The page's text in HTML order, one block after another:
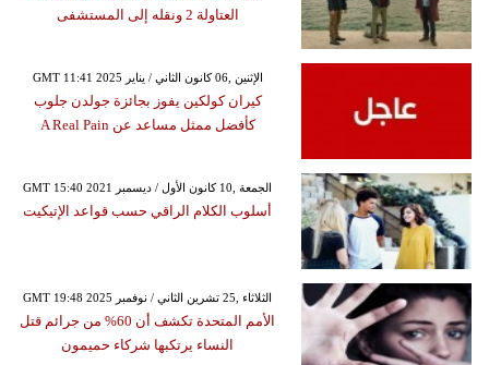
العتاولة 2 ونقله إلى المستشفى
GMT 11:41 2025 الإثنين ,06 كانون الثاني / يناير
كيران كولكين يفوز بجائزة جولدن جلوب
كأفضل ممثل مساعد عن A Real Pain
GMT 15:40 2021 الجمعة ,10 كانون الأول / ديسمبر
أسلوب الكلام الراقي حسب قواعد الإتيكيت
GMT 19:48 2025 الثلاثاء ,25 تشرين الثاني / نوفمبر
الأمم المتحدة تكشف أن 60% من جرائم قتل
النساء يرتكبها شركاء حميمون